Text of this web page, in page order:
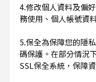
4.修改個人資料及偏
務使用、個人帳號資
5.保全為保障您的隱
碼保護。在部分情況
SSL保全系統，保障